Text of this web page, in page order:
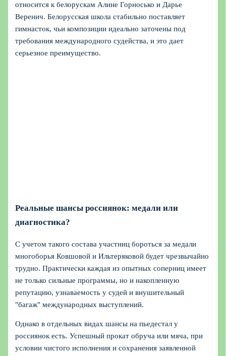
относится к белорускам Алине Горносько и Дарье
Веренич. Белорусская школа стабильно поставляет
гимнасток, чьи композиции идеально заточены под
требования международного судейства, и это дает
серьезное преимущество.
Реальные шансы россиянок: медали или
диагностика?
С учетом такого состава участниц бороться за медали
многоборья Ковшовой и Ильтеряковой будет чрезвычайно
трудно. Практически каждая из опытных соперниц имеет
не только сильные программы, но и накопленную
репутацию, узнаваемость у судей и внушительный
"багаж" международных выступлений.
Однако в отдельных видах шансы на пьедестал у
россиянок есть. Успешный прокат обруча или мяча, при
условии чистого исполнения и сохранения заявленной